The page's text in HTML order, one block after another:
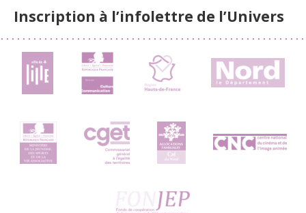
Inscription à l’infolettre de l’Univers